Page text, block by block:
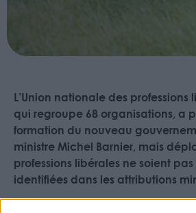
L’Union nationale des professions
qui regroupe 68 organisations, a
formation du nouveau
ministre Michel Barnier, mais
professions libérales ne soient
identifiées dans les attributions